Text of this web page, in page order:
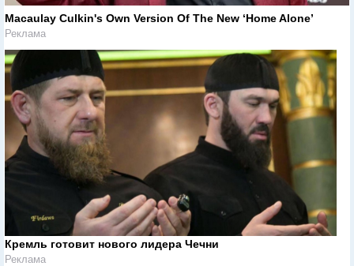
Macaulay Culkin's Own Version Of The New ‘Home Alone’
Реклама
Кремль готовит нового лидера Чечни
Реклама